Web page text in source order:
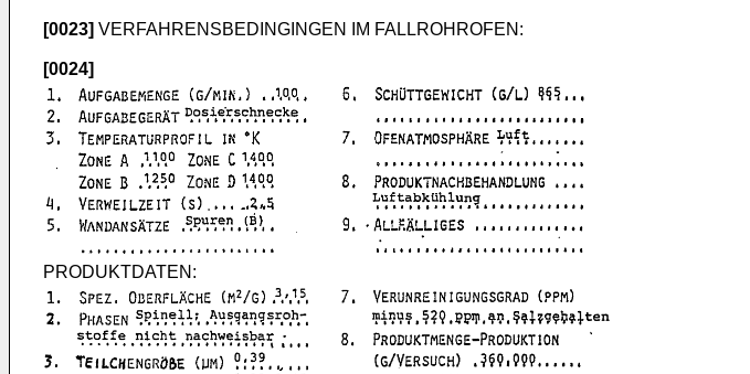
[0023] VERFAHRENSBEDINGINGEN IM FALLROHROFEN:
[0024]
PRODUKTDATEN: